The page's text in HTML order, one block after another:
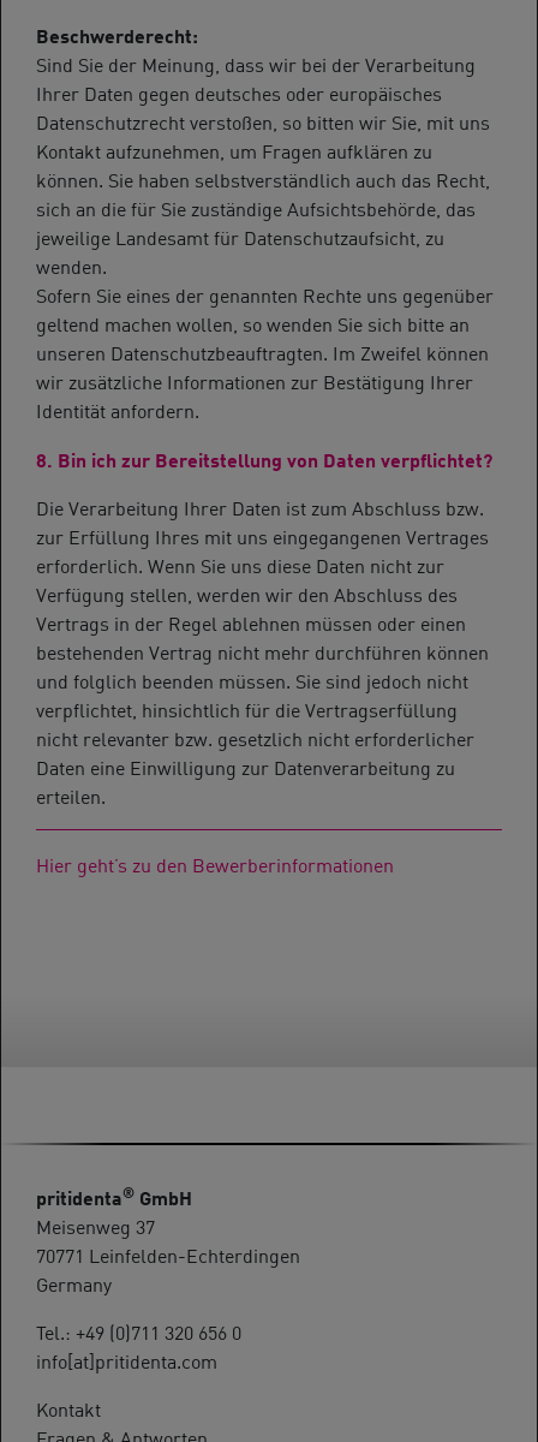
Beschwerderecht:
Sind Sie der Meinung, dass wir bei der Verarbeitung
Ihrer Daten gegen deutsches oder europäisches
Datenschutzrecht verstoßen, so bitten wir Sie, mit uns
Kontakt aufzunehmen, um Fragen aufklären zu
können. Sie haben selbstverständlich auch das Recht,
sich an die für Sie zuständige Aufsichtsbehörde, das
jeweilige Landesamt für Datenschutzaufsicht, zu
wenden.
Sofern Sie eines der genannten Rechte uns gegenüber
geltend machen wollen, so wenden Sie sich bitte an
unseren Datenschutzbeauftragten. Im Zweifel können
wir zusätzliche Informationen zur Bestätigung Ihrer
Identität anfordern.
8. Bin ich zur Bereitstellung von Daten verpflichtet?
Die Verarbeitung Ihrer Daten ist zum Abschluss bzw.
zur Erfüllung Ihres mit uns eingegangenen Vertrages
erforderlich. Wenn Sie uns diese Daten nicht zur
Verfügung stellen, werden wir den Abschluss des
Vertrags in der Regel ablehnen müssen oder einen
bestehenden Vertrag nicht mehr durchführen können
und folglich beenden müssen. Sie sind jedoch nicht
verpflichtet, hinsichtlich für die Vertragserfüllung
nicht relevanter bzw. gesetzlich nicht erforderlicher
Daten eine Einwilligung zur Datenverarbeitung zu
erteilen.
Hier geht’s zu den Bewerberinformationen
pritidenta® GmbH
Meisenweg 37
70771 Leinfelden-Echterdingen
Germany
Tel.: +49 (0)711 320 656 0
info[at]pritidenta.com
Kontakt